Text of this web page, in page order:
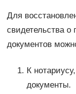
Для
свидетельства
документов
К
документы.